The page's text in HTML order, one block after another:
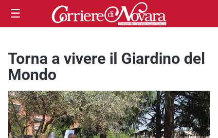
☰
Torna a vivere il Giardino del
Mondo